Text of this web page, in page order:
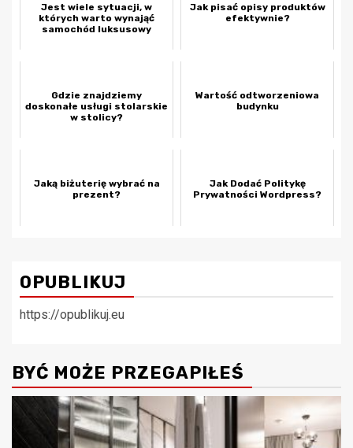
Jest wiele sytuacji, w
których warto wynająć
samochód luksusowy
Jak pisać opisy produktów
efektywnie?
Gdzie znajdziemy
doskonałe usługi stolarskie
w stolicy?
Wartość odtworzeniowa
budynku
Jaką biżuterię wybrać na
prezent?
Jak Dodać Politykę
Prywatności Wordpress?
OPUBLIKUJ
https://opublikuj.eu
BYĆ MOŻE PRZEGAPIŁEŚ